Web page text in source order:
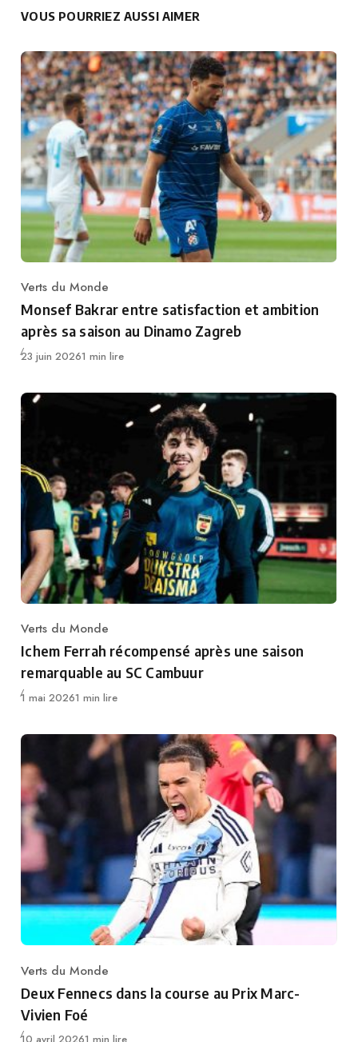
VOUS POURRIEZ AUSSI AIMER
Category
Verts du Monde
Monsef Bakrar entre satisfaction et ambition
après sa saison au Dinamo Zagreb
Publié
23 juin 20261 min lire
Category
Verts du Monde
Ichem Ferrah récompensé après une saison
remarquable au SC Cambuur
Publié
1 mai 20261 min lire
Category
Verts du Monde
Deux Fennecs dans la course au Prix Marc-
Vivien Foé
Publié